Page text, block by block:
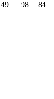
49 98 84